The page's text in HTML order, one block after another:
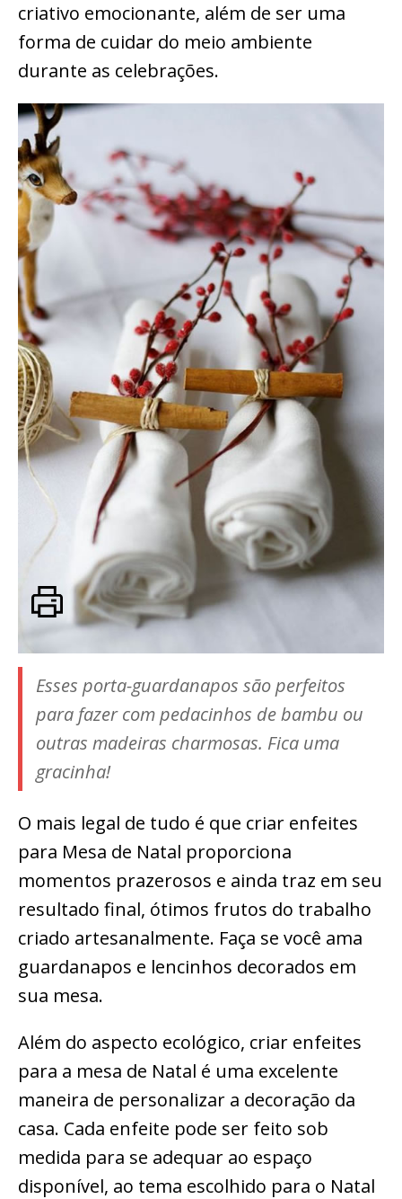
criativo emocionante, além de ser uma
forma de cuidar do meio ambiente
durante as celebrações.
Esses porta-guardanapos são perfeitos
para fazer com pedacinhos de bambu ou
outras madeiras charmosas. Fica uma
gracinha!
O mais legal de tudo é que criar enfeites
para Mesa de Natal proporciona
momentos prazerosos e ainda traz em seu
resultado final, ótimos frutos do trabalho
criado artesanalmente. Faça se você ama
guardanapos e lencinhos decorados em
sua mesa.
Além do aspecto ecológico, criar enfeites
para a mesa de Natal é uma excelente
maneira de personalizar a decoração da
casa. Cada enfeite pode ser feito sob
medida para se adequar ao espaço
disponível, ao tema escolhido para o Natal